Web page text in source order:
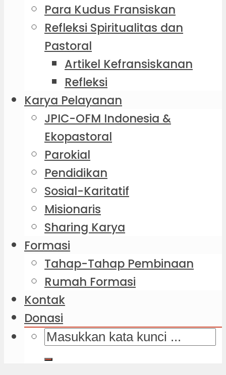
Para Kudus Fransiskan
Refleksi Spiritualitas dan
Pastoral
Artikel Kefransiskanan
Refleksi
Karya Pelayanan
JPIC-OFM Indonesia &
Ekopastoral
Parokial
Pendidikan
Sosial-Karitatif
Misionaris
Sharing Karya
Formasi
Tahap-Tahap Pembinaan
Rumah Formasi
Kontak
Donasi